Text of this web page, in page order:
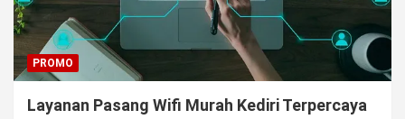
PROMO
Layanan Pasang Wifi Murah Kediri Terpercaya